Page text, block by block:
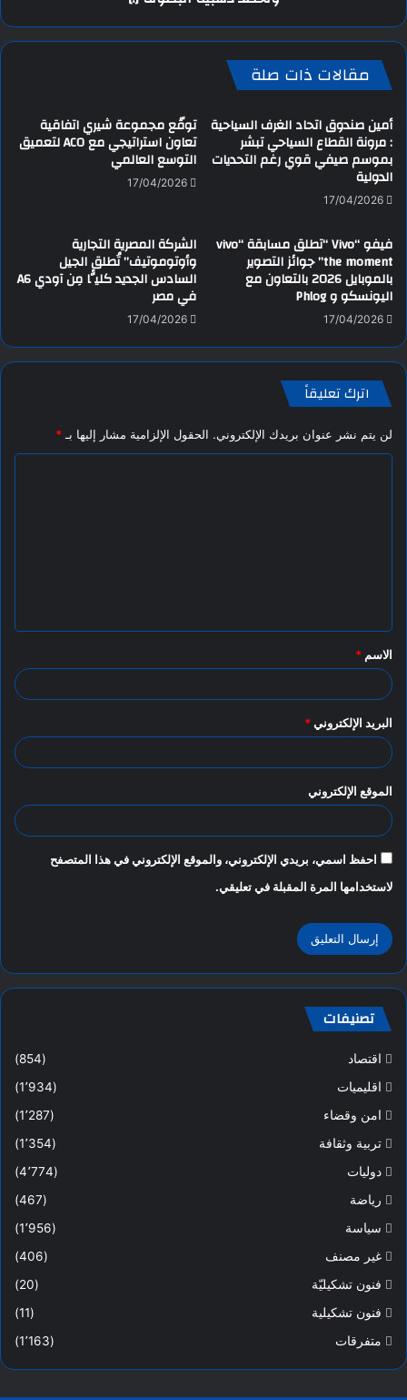
مقالات ذات صلة
أمين صندوق اتحاد الغرف السياحية
: مرونة القطاع السياحي تبشر
بموسم صيفي قوي رغم التحديات
الدولية
17/04/2026
توقّع مجموعة شيري اتفاقية
تعاون استراتيجي مع ACO لتعميق
التوسع العالمي
17/04/2026
فيفو “Vivo “تطلق مسابقة “vivo
the moment” جوائز التصوير
بالموبايل 2026 بالتعاون مع
اليونسكو و Phlog
17/04/2026
الشركة المصرية التجارية
وأوتوموتيف” تُطلق الجيل
السادس الجديد كليًّا مِن آودي A6
في مصر
17/04/2026
اترك تعليقاً
لن يتم نشر عنوان بريدك الإلكتروني. الحقول الإلزامية مشار إليها بـ *
ق
*
الاسم *
البريد الإلكتروني *
الموقع الإلكتروني
احفظ اسمي، بريدي الإلكتروني، والموقع الإلكتروني في هذا المتصفح
لاستخدامها المرة المقبلة في تعليقي.
تصنيفات
اقتصاد
(854)
اقليميات
(1٬934)
امن وقضاء
(1٬287)
تربية وثقافة
(1٬354)
دوليات
(4٬774)
رياضة
(467)
سياسة
(1٬956)
غير مصنف
(406)
فنون تشكيليّة
(20)
فنون تشكيلية
(11)
متفرقات
(1٬163)